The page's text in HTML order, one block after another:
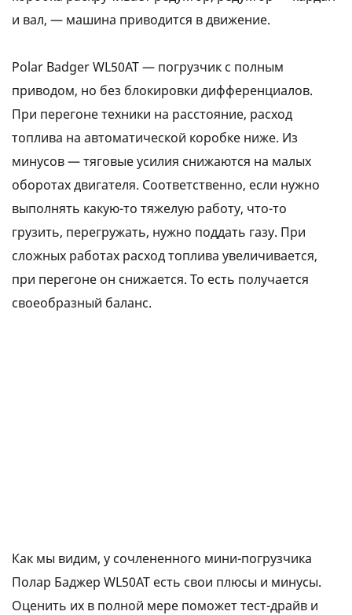
и вал, — машина приводится в движение.
Polar Badger WL50АТ — погрузчик с полным
приводом, но без блокировки дифференциалов.
При перегоне техники на расстояние, расход
топлива на автоматической коробке ниже. Из
минусов — тяговые усилия снижаются на малых
оборотах двигателя. Соответственно, если нужно
выполнять какую-то тяжелую работу, что-то
грузить, перегружать, нужно поддать газу. При
сложных работах расход топлива увеличивается,
при перегоне он снижается. То есть получается
своеобразный баланс.
Как мы видим, у сочлененного мини-погрузчика
Полар Баджер WL50АТ есть свои плюсы и минусы.
Оценить их в полной мере поможет тест-драйв и